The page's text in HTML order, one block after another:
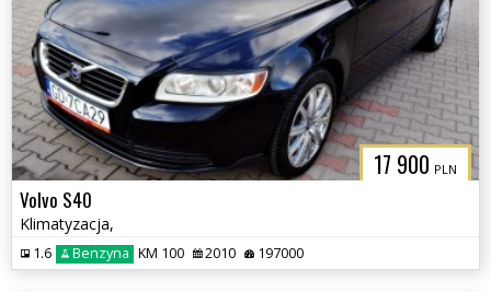
17 900 PLN
Volvo S40
Klimatyzacja,
1.6 Benzyna KM 100 2010 197000